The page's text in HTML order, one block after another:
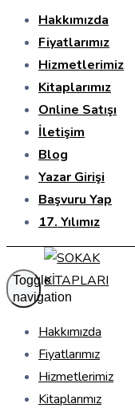
Hakkımızda
Fiyatlarımız
Hizmetlerimiz
Kitaplarımız
Online Satışı
İletişim
Blog
Yazar Girişi
Başvuru Yap
17. Yılımız
Toggle
navigation
Hakkımızda
Fiyatlarımız
Hizmetlerimiz
Kitaplarımız